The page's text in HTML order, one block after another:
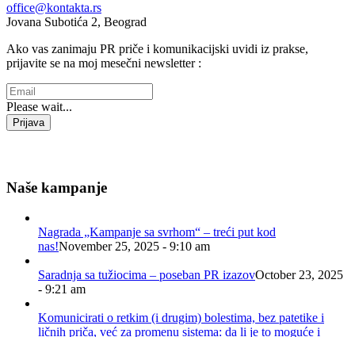
office@kontakta.rs
Jovana Subotića 2, Beograd
Ako vas zanimaju PR priče i komunikacijski uvidi iz prakse,
prijavite se na moj mesečni newsletter :
Please wait...
Prijava
Naše kampanje
Nagrada „Kampanje sa svrhom“ – treći put kod
nas!November 25, 2025 - 9:10 am
Saradnja sa tužiocima – poseban PR izazovOctober 23, 2025
- 9:21 am
Komunicirati o retkim (i drugim) bolestima, bez patetike i
ličnih priča, već za promenu sistema: da li je to moguće i